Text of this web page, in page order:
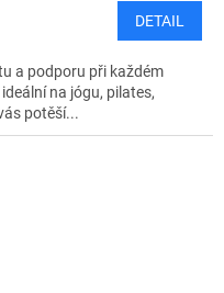
DETAIL
a podporu při každém
na jógu, pilates,
potěší...